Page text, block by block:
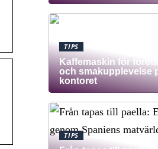
TIPS
Kaffemaskin för
och smakupplevelse
kontoret
TIPS